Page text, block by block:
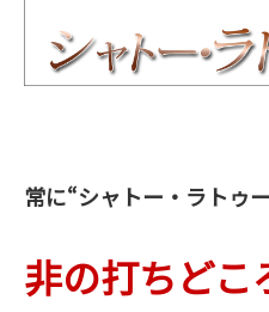
常に“シャトー・ラトゥ
非の打ちどこ